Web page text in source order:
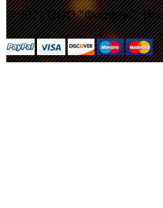
© 2021 ООО "Формоза".